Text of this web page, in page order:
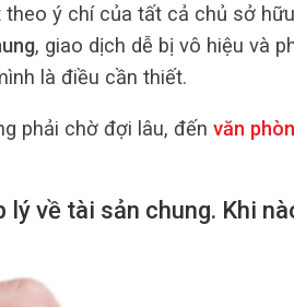
ý chí của tất cả chủ sở
, giao dịch dễ bị vô hiệu và
là điều cần thiết.
phải chờ đợi lâu, đến văn
lý về tài sản chung. Khi